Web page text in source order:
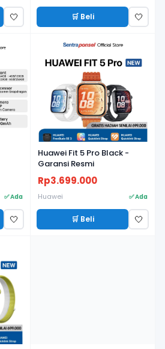
🤍 🛒 Beli 🤍
✅ Ada
🤍
Huawei Fit 5 Pro Black -
Garansi Resmi
Rp3.699.000
Huawei ✅ Ada
🛒 Beli 🤍